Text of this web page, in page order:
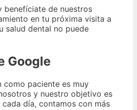
benefíciate de nuestros
en tu próxima visita a
salud dental no puede
Google
como paciente es muy
y nuestro objetivo es
día, contamos con más